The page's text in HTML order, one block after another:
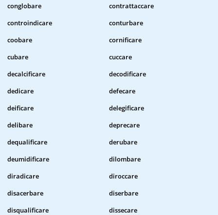
conglobare
contrattaccare
controindicare
conturbare
coobare
cornificare
cubare
cuccare
decalcificare
decodificare
dedicare
defecare
deificare
delegificare
delibare
deprecare
dequalificare
derubare
deumidificare
dilombare
diradicare
diroccare
disacerbare
diserbare
disqualificare
dissecare